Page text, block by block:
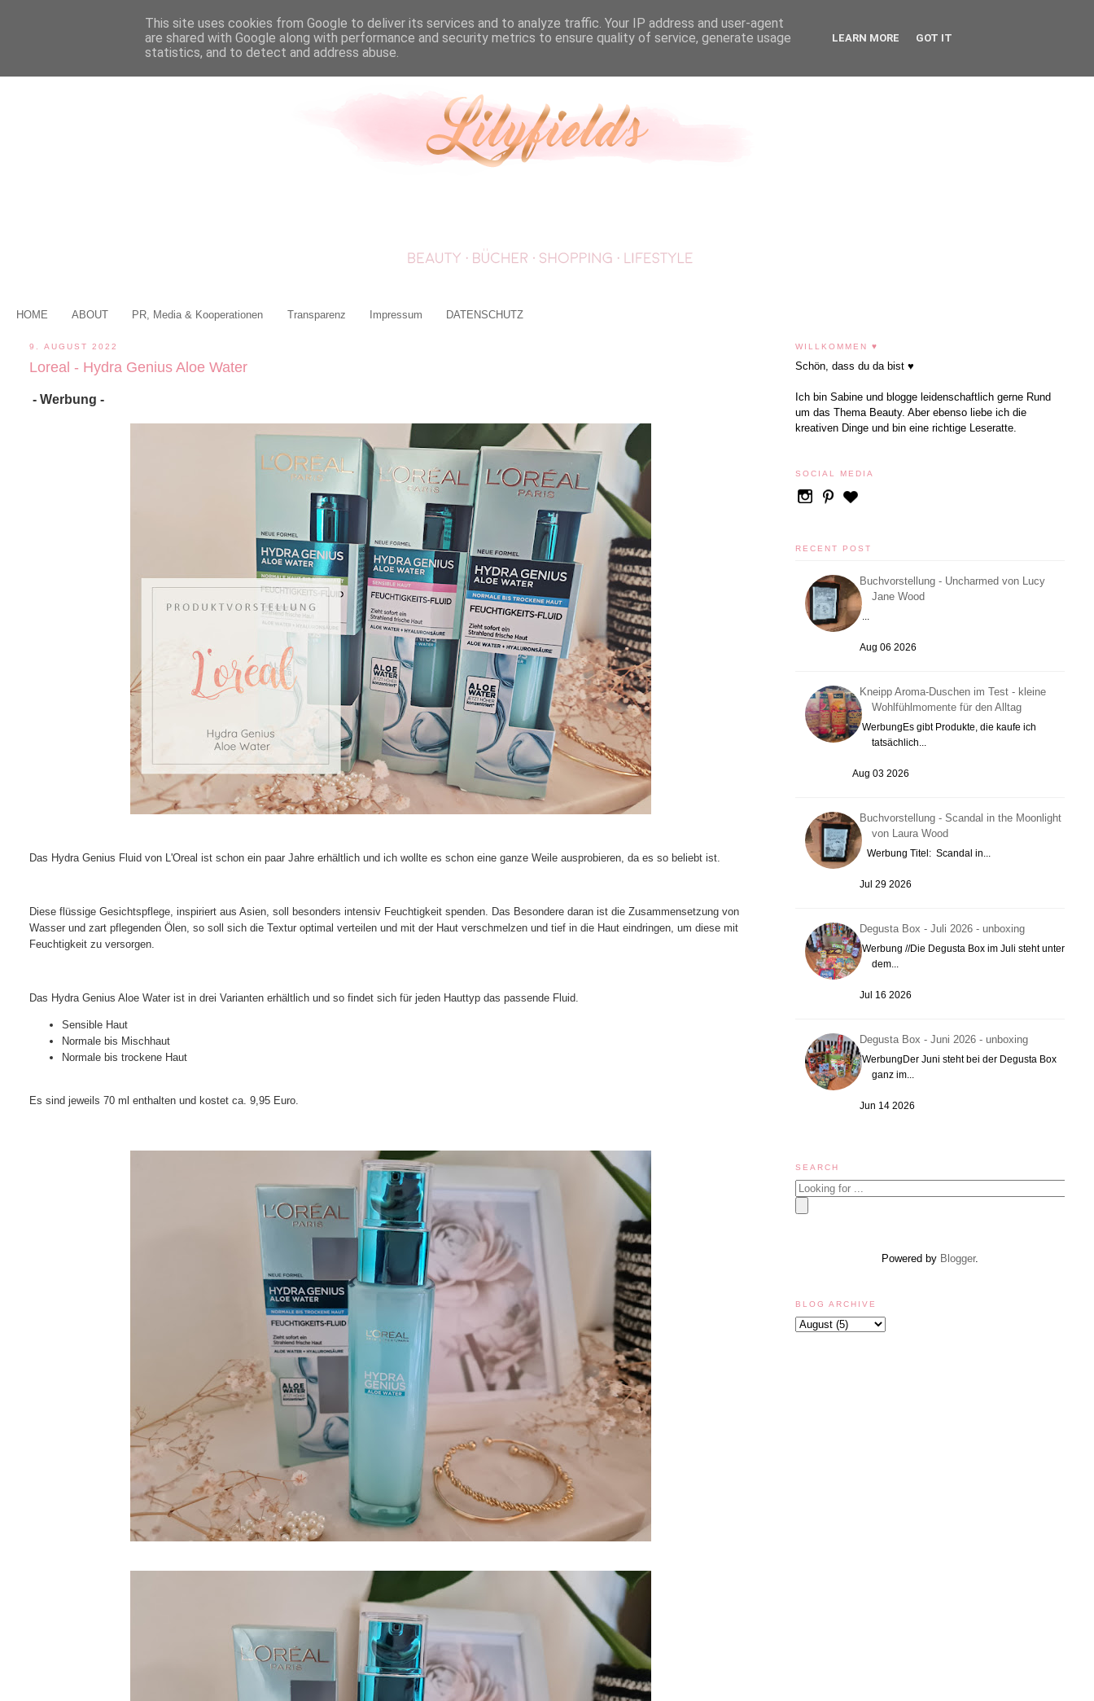
HOME ABOUT PR, Media & Kooperationen Transparenz Impressum DATENSCHUTZ
9. AUGUST 2022
Loreal - Hydra Genius Aloe Water
- Werbung -
Das Hydra Genius Fluid von L'Oreal ist schon ein paar Jahre erhältlich und ich wollte es schon eine ganze Weile ausprobieren, da es so beliebt ist.
Diese flüssige Gesichtspflege, inspiriert aus Asien, soll besonders intensiv Feuchtigkeit spenden. Das Besondere daran ist die Zusammensetzung von
Wasser und zart pflegenden Ölen, so soll sich die Textur optimal verteilen und mit der Haut verschmelzen und tief in die Haut eindringen, um diese mit
Feuchtigkeit zu versorgen.
Das Hydra Genius Aloe Water ist in drei Varianten erhältlich und so findet sich für jeden Hauttyp das passende Fluid.
Sensible Haut
Normale bis Mischhaut
Normale bis trockene Haut
Es sind jeweils 70 ml enthalten und kostet ca. 9,95 Euro.
WILLKOMMEN ♥
Schön, dass du da bist ♥
Ich bin Sabine und blogge leidenschaftlich gerne Rund
um das Thema Beauty. Aber ebenso liebe ich die
kreativen Dinge und bin eine richtige Leseratte.
SOCIAL MEDIA
RECENT POST
Buchvorstellung - Uncharmed von Lucy
Jane Wood
...
Aug 06 2026
Kneipp Aroma-Duschen im Test - kleine
Wohlfühlmomente für den Alltag
WerbungEs gibt Produkte, die kaufe ich
tatsächlich...
Aug 03 2026
Buchvorstellung - Scandal in the Moonlight
von Laura Wood
Werbung Titel: Scandal in...
Jul 29 2026
Degusta Box - Juli 2026 - unboxing
Werbung //Die Degusta Box im Juli steht unter
dem...
Jul 16 2026
Degusta Box - Juni 2026 - unboxing
WerbungDer Juni steht bei der Degusta Box
ganz im...
Jun 14 2026
SEARCH
Powered by Blogger.
BLOG ARCHIVE
This site uses cookies from Google to deliver its services and to analyze traffic. Your IP address and user-agent
are shared with Google along with performance and security metrics to ensure quality of service, generate usage
statistics, and to detect and address abuse.
LEARN MORE GOT IT